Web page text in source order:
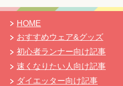
イ
HOME
おすすめウェア&グッズ
初心者ランナー向け記事
速くなりたい人向け記事
ダイエッター向け記事